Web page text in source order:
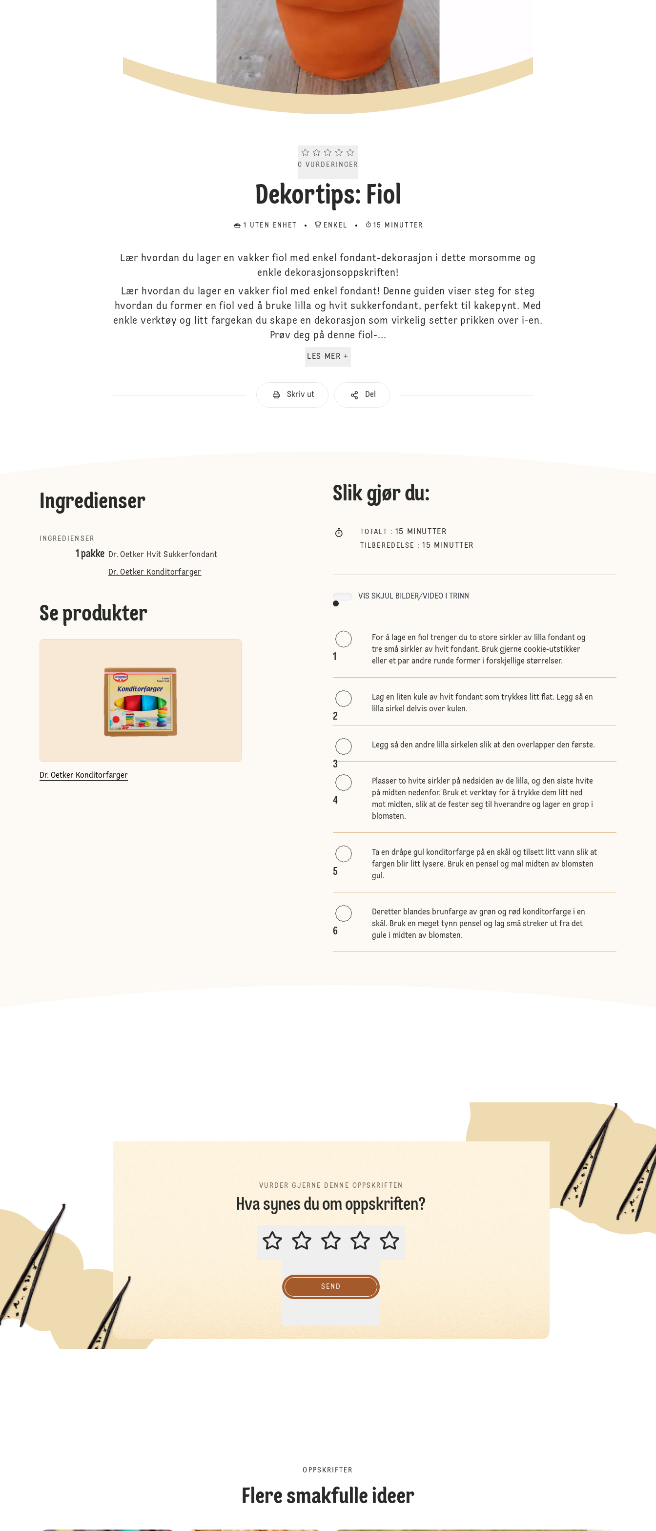
Current rating 0.0. Click to rate.
0 VURDERINGER
Dekortips: Fiol
1 UTEN ENHET ENKEL 15 MINUTTER
Lær hvordan du lager en vakker fiol med enkel fondant-dekorasjon i dette morsomme og
enkle dekorasjonsoppskriften!
Lær hvordan du lager en vakker fiol med enkel fondant! Denne guiden viser steg for steg
hvordan du former en fiol ved å bruke lilla og hvit sukkerfondant, perfekt til kakepynt. Med
enkle verktøy og litt fargekan du skape en dekorasjon som virkelig setter prikken over i-en.
Prøv deg på denne fiol-...
LES MER +
Skriv ut Del
Ingredienser
INGREDIENSER
1 pakke Dr. Oetker Hvit Sukkerfondant
Dr. Oetker Konditorfarger
Se produkter
Dr. Oetker Konditorfarger
Slik gjør du:
TOTALT : 15 MINUTTER
TILBEREDELSE : 15 MINUTTER
VIS SKJUL BILDER/VIDEO I TRINN
1
For å lage en fiol trenger du to store sirkler av lilla fondant og
tre små sirkler av hvit fondant. Bruk gjerne cookie-utstikker
eller et par andre runde former i forskjellige størrelser.
2
Lag en liten kule av hvit fondant som trykkes litt flat. Legg så en
lilla sirkel delvis over kulen.
3
Legg så den andre lilla sirkelen slik at den overlapper den første.
4
Plasser to hvite sirkler på nedsiden av de lilla, og den siste hvite
på midten nedenfor. Bruk et verktøy for å trykke dem litt ned
mot midten, slik at de fester seg til hverandre og lager en grop i
blomsten.
5
Ta en dråpe gul konditorfarge på en skål og tilsett litt vann slik at
fargen blir litt lysere. Bruk en pensel og mal midten av blomsten
gul.
6
Deretter blandes brunfarge av grøn og rød konditorfarge i en
skål. Bruk en meget tynn pensel og lag små streker ut fra det
gule i midten av blomsten.
VURDER GJERNE DENNE OPPSKRIFTEN
Hva synes du om oppskriften?
VURDER GJERNE DENNE OPPSKRIFTEN
SEND
OPPSKRIFTER
Flere smakfulle ideer